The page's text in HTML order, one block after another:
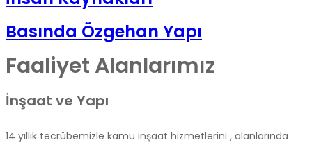
Basında Özgehan Yapı
Faaliyet Alanlarımız
İnşaat ve Yapı
14 yıllık tecrübemizle kamu inşaat hizmetlerini , alanlarında